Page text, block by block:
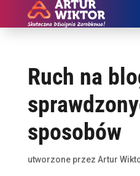
Ruch na
sposobów
utworzone przez Artur